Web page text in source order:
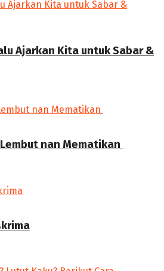
Ajarkan Kita untuk Sabar &
nan Mematikan